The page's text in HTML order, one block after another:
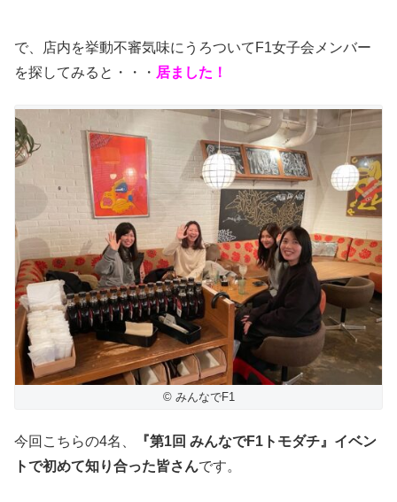
で、店内を挙動不審気味にうろついてF1女子会メンバー
を探してみると・・・ 居ました！
© みんなでF1
今回こちらの4名、
『第1回 みんなでF1トモダチ』イベン
トで初めて知り合った皆さんです。